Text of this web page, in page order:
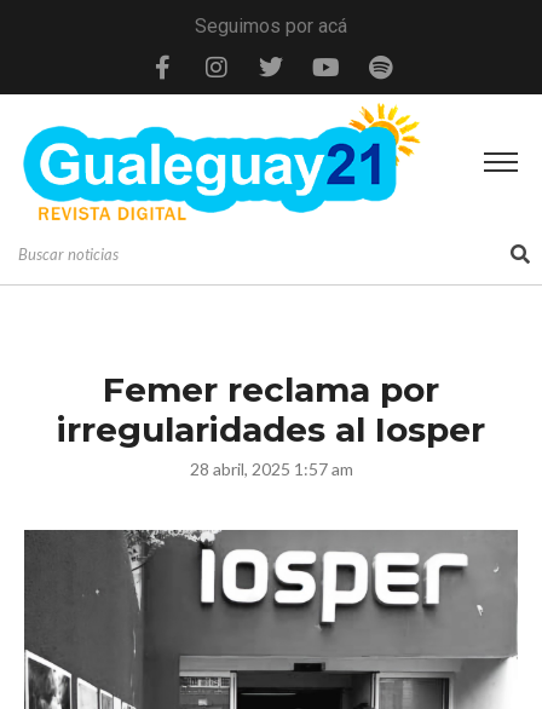
Seguimos por acá
Femer reclama por
irregularidades al Iosper
28 abril, 2025 1:57 am